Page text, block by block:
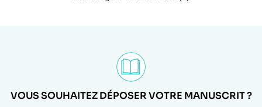
VOUS SOUHAITEZ DÉPOSER VOTRE MANUSCRIT ?